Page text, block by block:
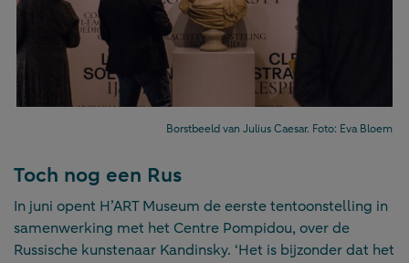
Borstbeeld van Julius Caesar. Foto: Eva Bloem
Toch nog een Rus
In juni opent H’ART Museum de eerste tentoonstelling in
samenwerking met het Centre Pompidou, over de
Russische kunstenaar Kandinsky. ‘Het is bijzonder dat het